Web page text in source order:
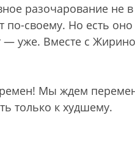
разочарование не
своему. Но есть оно
— уже. Вместе с
Мы ждем
только к худшему.